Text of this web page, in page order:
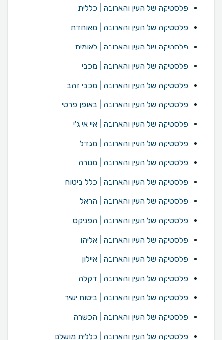
פלסטיקה של העין והארובה | כללית
פלסטיקה של העין והארובה | מאוחדת
פלסטיקה של העין והארובה | לאומית
פלסטיקה של העין והארובה | מכבי
פלסטיקה של העין והארובה | מכבי זהב
פלסטיקה של העין והארובה | באופן פרטי
פלסטיקה של העין והארובה | איי אי ג'י
פלסטיקה של העין והארובה | מגדל
פלסטיקה של העין והארובה | מנורה
פלסטיקה של העין והארובה | כלל ביטוח
פלסטיקה של העין והארובה | הראל
פלסטיקה של העין והארובה | הפניקס
פלסטיקה של העין והארובה | אליהו
פלסטיקה של העין והארובה | איילון
פלסטיקה של העין והארובה | דקלה
פלסטיקה של העין והארובה | ביטוח ישיר
פלסטיקה של העין והארובה | הכשרה
פלסטיקה של העין והארובה | כללית מושלם